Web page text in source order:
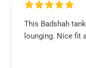
This Badshah
lounging. Nice fit